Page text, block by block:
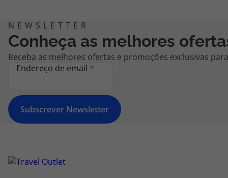
Conheça as melhores
Receba as melhores ofertas e promoções exclusivas
Endereço de email *
Subscrever Newsletter